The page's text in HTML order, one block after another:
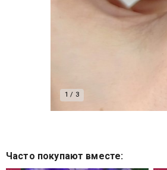
1 / 3
Часто покупают вместе: